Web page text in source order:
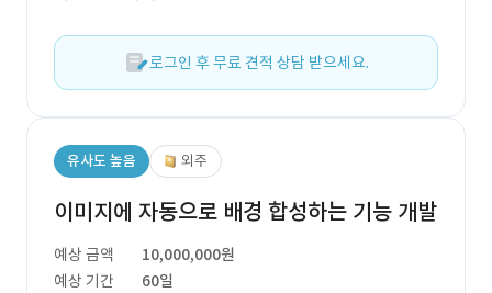
로그인 후 무료 견적 상담 받으세요.
유사도 높음 외주
이미지에 자동으로 배경 합성하는 기능 개발
예상 금액
10,000,000원
예상 기간
60일